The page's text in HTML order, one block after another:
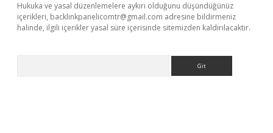
Hukuka ve yasal düzenlemelere aykırı olduğunu düşündüğünüz
içerikleri, backlinkpanelicomtr@gmail.com adresine bildirmeniz
halinde, ilgili içerikler yasal süre içerisinde sitemizden kaldırılacaktır.